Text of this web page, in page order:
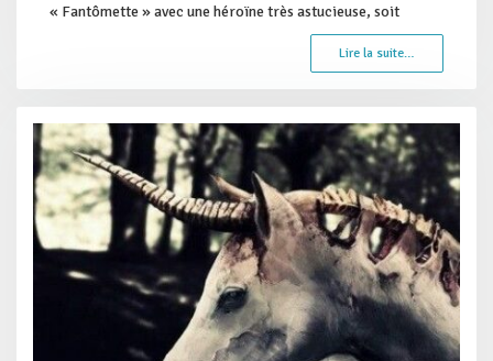
« Fantômette » avec une héroïne très astucieuse, soit
Lire la suite…